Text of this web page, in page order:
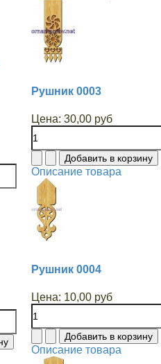
Рушник 0003
Цена: 30,00 руб
Описание товара
Рушник 0004
Цена: 10,00 руб
Описание товара